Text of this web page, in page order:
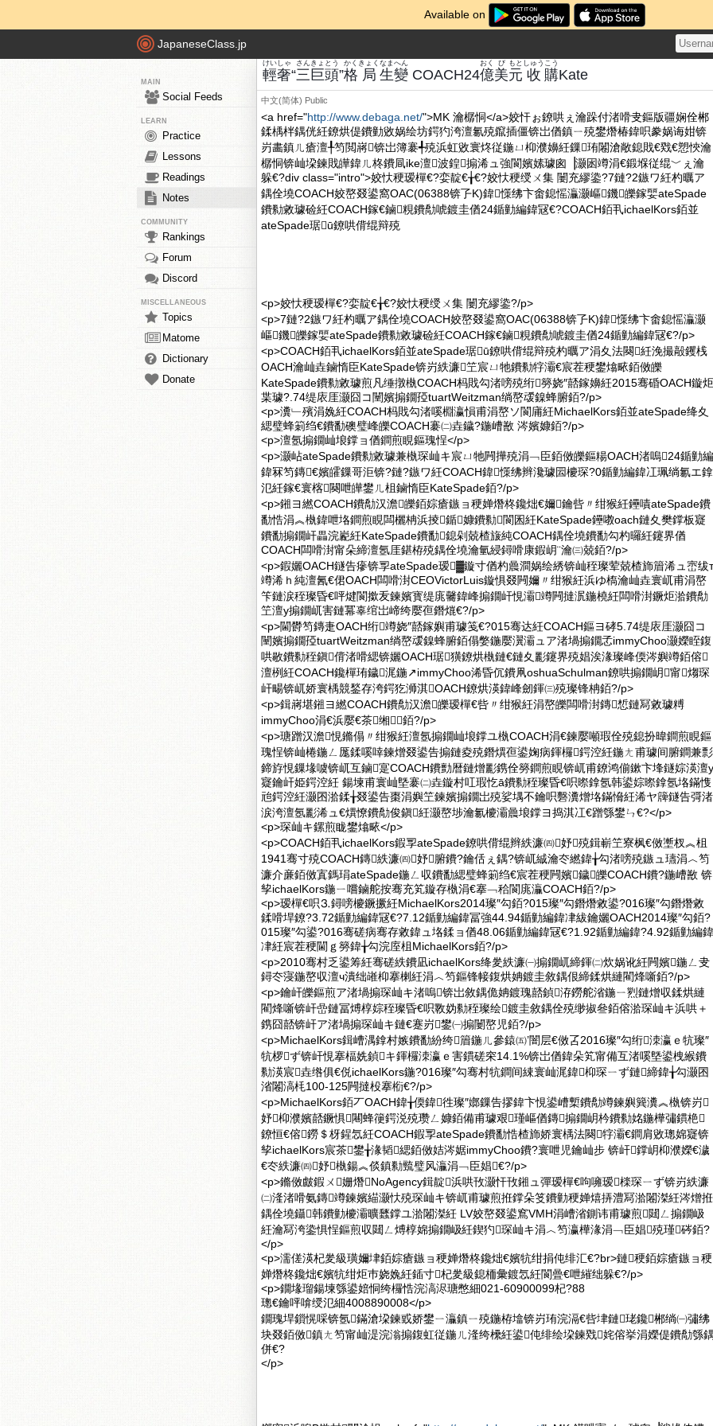
Available on
JapaneseClass.jp
MAIN
Social Feeds
LEARN
Practice
Lessons
Readings
Notes
COMMUNITY
Rankings
Forum
Discord
MISCELLANEOUS
Topics
Matome
Dictionary
Donate
輕
けい
奢
しゃ
“三
さん
巨頭
きょとう
”格
かく
局
きょく
生
なま
變
へん
COACH24億
おく
美
び
元
もと
收
しゅう
購
こう
Kate
中文(简体) Public
<a href="http://www.debaga.net/">MK 瀹樼恫</a>姣忓ぉ鐐哄ぇ瀹跺付渚嗗叏鏂版疆娴佺郴
鍒楀柈鍝侊紝鐐烘偍鐨勭敓娲绘坊鍔犳洿澶氱殑鑹插僵锛岀偤鎮ㄧ殑鐢熸椿鍏呮豢娲诲姏锛
岃畵鎮ㄦ瘡澶╀笉閲嶈锛岀簿褰╃殑浜虹敓寰炵従鍦ㄩ枊濮嬶紝鏁珛闂滄敞鎴戝€戣€愬悏瀹
樼恫锛屾垜鍊戝皣鍏ㄦ柊鐨凬ike澶波鍠搧浠ュ強閬嬪嫊璩囪▕灏囦竴涓€鍛堢従绲﹀ぇ瀹
躲€?div class="intro">姣忕稉瑷樿€?娈靛€╁€?姣忕稉绶ㄨ集 闄充繆鍌?7鏈?2鏃ワ紝杓曞ア
鍝佺墝COACH姣嶅叕鍙窩OAC(06388锛孒K)鍏憡绋卞畬鎴愮灜灏嶇鐖皪鎵婯ateSpade
鐨勬敹璩硷紝COACH鎵€鏀粯鐨勪唬鍍圭偤24鍎勭編鍏冦€?COACH銆丮ichaelKors銆並
ateSpade琚ū鐐哄偝绲辩殑
<p>姣忕稉瑷樿€?娈靛€╁€?姣忕稉绶ㄨ集 闄充繆鍌?/p>
<p>7鏈?2鏃ワ紝杓曞ア鍝佺墝COACH姣嶅叕鍙窩OAC(06388锛孒K)鍏憡绋卞畬鎴愮灜灏
嶇鐖皪鎵婯ateSpade鐨勬敹璩硷紝COACH鎵€鏀粯鐨勪唬鍍圭偤24鍎勭編鍏冦€?/p>
<p>COACH銆丮ichaelKors銆並ateSpade琚ū鐐哄偝绲辩殑杓曞ア涓夊法闋紝浼撮毃钁桟
OACH瀹屾垚鏀惰臣KateSpade锛岃紩濂笁宸ㄩ牠鐨勬牸灞€宸茬稉鐢熻畩銆傚皪
KateSpade鐨勬敹璩煎凡缍撴槸COACH杩戝勾渚嗙殑绗簩娆″嚭鎵嬶紝2015骞碈OACH鏇炬
枼璩?.74缇庡厓灏囧コ闉嬪搧鐗孲tuartWeitzman绱嶅叆鎳蜂腑銆?/p>
<p>瀵﹂殯涓婏紝COACH杩戝勾渚嗘棩瀛愪甫涓嶅ソ閬庯紝MichaelKors銆並ateSpade绛夊
緦璧蜂箣绉€鐨勫礇璧峰皪COACH褰㈡垚鐬?鍦嶆敾 涔嬪嫝銆?/p>
<p>澶氬搧鐗屾埌鐣ョ偤鐧煎睍鏂瑰悜</p>
<p>灏岾ateSpade鐨勬敹璩兼槸琛屾キ宸ㄩ牠闁撶殑涓﹁臣銆傚皪鏂糃OACH渚嗚24鍎勭編
鍏冧笉鏄€嬪皬鏁哥洰锛?鏈?鏃ワ紝COACH鍏憡绋辫瀺璩囩櫦琛?0鍎勭編鍏冮珮绱氱エ鎿
氾紝鎵€寰楁闋呭皣鐢ㄦ柤鏀惰臣KateSpade銆?/p>
<p>鎺ヨ繎COACH鐨勪汉澹皪銆婃瘡鏃ョ稉婵熸柊鑱炪€嬭鑰呰〃绀猴紝鑸嘖ateSpade鐨
勫悎涓︽槸鍏呭垎鐧煎睍闆欐柟浜掕鍎嫝鐨勬閬囷紝KateSpade鑸嘋oach鏈夊樊鐣板寲
鐨勫搧鐗屽畾浣嶏紝KateSpade鐨勫鎴剁兢楂旇純COACH鍝佺墝鐨勫勾杓曪紝鑳界偤
COACH闆嗗湗甯朵締澶氬厓鍖栫殑鍝佺墝瀹氫綅鐞嗗康鍜岄¨瀹㈢兢銆?/p>
<p>鍜孋OACH鐩告瘮锛孠ateSpade瑷▓鏇寸偤杓曟澗娲绘綉锛屾秷璨荤兢楂斾篃浠ュ崈绂т
竴浠ｈ純澶氥€侰OACH闆嗗湗CEOVictorLuis鏇惧叕闁嬭〃绀猴紝浜ゆ槗瀹屾垚寰屼甫涓嶅
笇鏈涙秷璨昏€呯煡閬撳叐鍊嬪寳缇庣毊鍏峰搧鐗屽悓灞竴闁撻泦鍦橈紝闆嗗湗鐝炬湁鐨勪
笁澶у搧鐗屼害鏈冪辜绾岀崹绔嬮亱鐕熴€?/p>
<p>閫欎笉鏄疌OACH绗竴娆″嚭鎵嬩甫璩笺€?015骞达紝COACH鏂ヨ硣5.74缇庡厓灏囧コ
闉嬪搧鐗孲tuartWeitzman绱嶅叆鎳蜂腑銆傝嫳鍦嬮瀷灞ュア渚堝搧鐗孞immyChoo灏嬫眰鍑
哄敭鐨勬秷鎭偝渚嗗緦锛孋OACH琚獚鐐烘槸鏈€鏈夊彲鑳界殑娼涘湪璨峰偄涔嬩竴銆傛
澶栵紝COACH鑱樿珛鐬浘鍦↗immyChoo浠昏伔鐨凧oshuaSchulman鐐哄搧鐗岄甯煼琛
屽畼锛屼娇寰楀競鍫存洿鍔犵浉淇OACH鐐烘渶鍏峰劒鍕㈢殑璨锋柟銆?/p>
<p>鍓嶈堪鎺ヨ繎COACH鐨勪汉澹皪瑷樿€呰〃绀猴紝涓嶅皪闆嗗湗鏄惁鏈冩敹璩糐
immyChoo涓€浜嬮€茶缃銆?/p>
<p>瑭蹭汉澹悓鏅傝〃绀猴紝澶氬搧鐗屾埌鐣ユ槸COACH涓€鍊嬮噸瑕佺殑鎴扮暐鐧煎睍鏂
瑰悜锛屾棬鍦ㄥ厖鍒嗘啈鍊熷叕鍙告搧鏈夌殑鐕熼亱鍙婅病鍕欏鍔涳紝鍦ㄤ甫璩间腑鐧兼彯
鍗斿悓鏁堟噳锛屼互鏀寔COACH鐨勯暦鏈熷彲鎸佺簩鐧煎睍锛屼甫鐐鸿偂鏉卞埄鐩婃渶澶у
寲鑰屽姫鍔涳紝 鍚堜甫寰屾墍褰㈡垚鏇村叿瑕忔ā鐨勬秷璨昏€呮暩鎿氬韩鍙婃暩鎿氬垎鏋愯
兘鍔涳紝灏囨湁鍒╁叕鍙告棗涓嬩笁鍊嬪搧鐗岀殑娑堣不鑰呮礊瀵熷垎鏋愶紝浠ヤ簰鐩告彁渚
涙洿澶氬彲浠ュ€熼憭鐨勪俊鎭紝灏嶅埗瀹氱櫦灞曟埌鐣ヨ捣淇冮€蹭綔鐢ㄣ€?</p>
<p>琛屾キ鏍煎眬鐢熻畩</p>
<p>COACH銆丮ichaelKors鍜孠ateSpade鐐哄偝绲辫紩濂㈣妤殑鍓嶄笁寮枫€傚壍杈︽柤
1941骞寸殑COACH鏄紩濂㈣妤腑鐨?鑰佸ぇ鍝?锛屼絾瀹冭繎鍏╁勾渚嗙殑鏃ュ瓙涓︿笉
濂介亷銆傚寘鎷琄ateSpade鍦ㄥ収鐨勫緦璧蜂箣绉€宸茬稉闁嬪鐬皪COACH鐨?鍦嶆敾 锛
孧ichaelKors鍦ㄧ嚐鏀舵按骞充笂鏇存槸涓€搴﹁秴閬庣灜COACH銆?/p>
<p>瑷樿€呮⒊鐞嗙櫦鐝撅紝MichaelKors2014璨″勾銆?015璨″勾鐕熸敹鍙?016璨″勾鐕熸敹
鍒嗗垾鐐?3.72鍎勭編鍏冦€?7.12鍎勭編鍏冨強44.94鍎勭編鍏冿紱鑰孋OACH2014璨″勾銆?
015璨″勾鍙?016骞磋病骞存敹鍏ュ垎鍒ョ偤48.06鍎勭編鍏冦€?1.92鍎勭編鍏?4.92鍎勭編鍏
冿紝宸茬稉閫ｇ簩鍏╁勾浣庢柤MichaelKors銆?/p>
<p>2010骞村乏鍙筹紝骞磋紩鐨凪ichaelKors绛夎紩濂㈠搧鐗屼締鍕㈡炊娲讹紝闁嬪鍦ㄥ叏
鐞冭寖鍦嶅収澶ч潰绌嶉枊搴楋紝涓︿笉鏂锋帹鍑烘姌鍍圭敘鍝佷締鍒烘縺閵烽噺銆?/p>
<p>鑰屽皪鏂煎ア渚堝搧琛屾キ渚嗚锛岀敘鍝佹姌鍍瑰嚭鍞洊鐒舵渻鍦ㄧ煭鏈熷収鍒烘縺
閵烽噺锛屽嵒鏈冨煿椁婃秷璨昏€呮斁妫勬秷璨绘鍍圭敘鍝佺殑缈掓叄銆傛湁琛屾キ浜哄＋
鎸囧嚭锛屽ア渚堝搧琛屾キ鏈€蹇岃鐢㈠搧闄嶅児銆?/p>
<p>MichaelKors鍓嶆湡鎿村嫉鐨勫紛绔篃鍦ㄦ參鎱㈤’闇层€傚叾2016璨″勾绗洓瀛ｅ牨璨″
牨椤ず锛屽悓搴楅姺鍞キ鍕欏洓瀛ｅ害鏆磋穼14.1%锛岀偤鍏朵笂甯備互渚嗘墍鍙栧緱鐨
勬渶宸垚绺俱€侻ichaelKors鍦?016璨″勾骞村牨鐧间綀寰屾浘鍏枊琛ㄧず鏈締鍏╁勾灏囨
渻闂滈枆100-125闁撻杸搴椼€?/p>
<p>MichaelKors銆丆OACH鍏╁偄鍏徃璨″嫏鏁告摎鍏卞悓鍙嶆槧鐨勪竴鍊嬩簨瀵︽槸锛岃
妤枊濮嬪嚭鐝惧闀蜂箯鍔涚殑瓒ㄥ嫝銆備甫璩艰瑾嶇偤鏄搧鐗岄枔鐨勬姳鍦樺彇鏆栬
鐐恒€傛鐒＄枒鍟忥紝COACH鍜孠ateSpade鐨勫悎楂斾娇寰楀法闋牸灞€鐧肩敓璁婂寲锛
孧ichaelKors宸茶鐢╁湪韬緦銆傚姞涔婮immyChoo鐨?寰呭児鑰屾步 锛屽鐣岄枊濮嬫€濊
€冭紩濂㈣妤槸鍚︽倓鎮勬巰璧风灜涓﹁臣娼€?/p>
<p>鏅傚皻鍜ㄨ姗熸NoAgency鍓靛浜哄攼灏忓攼鎺ュ彈瑷樿€呴噰瑷檪琛ㄧず锛岃紩濂
㈡湰渚嗗氨鏄竴鍊嬪緢灏忕殑琛屾キ锛屼甫璩煎拰鐣朵笅鐨勭稉婵熺挵澧冩湁闂滐紝涔熷拰
鍝佺墝鑷韩鐨勭櫦灞曠瓥鐣ユ湁闂滐紝 LV姣嶅叕鍙窵VMH涓嶆渻鍘讳甫璩煎閮ㄥ搧鐗岋
紝瀹冩洿鍌惧悜鏂煎収閮ㄥ煿椁婂搧鐗岋紝鍥犳琛屾キ涓︿笉瀛樺湪涓﹁臣娼殑瑾硶銆?
</p>
<p>濡傞渶杞夎級璜嬭垏銆婃瘡鏃ョ稉婵熸柊鑱炪€嬪牨绀捐伅绯汇€?br>鏈稉銆婃瘡鏃ョ稉
婵熸柊鑱炪€嬪牨绀炬巿娆婏紝鍤寸杞夎級鎴栭彙鍍忥紝閬曡€呭繀绌躲€?/p>
<p>鐗堟瑠鍚堜綔鍙婄恫绔欏悎浣滈浕瑭憋細021-60900099杞?88
璁€鑰呯啽绶氾細4008890008</p>
鐗瑰垾鎻愰啋锛氬鏋滄垜鍊戜娇鐢ㄧ灜鎮ㄧ殑鍦栫墖锛岃珛浣滆€呰垏鏈珯鑱郴绱㈠彇绋
块叕銆傚鎮ㄤ笉甯屾湜浣滃搧鍑虹従鍦ㄦ湰绔欙紝鍙伅绯绘垜鍊戣姹傛挙涓嬫偍鐨勪綔
併€?
</p>